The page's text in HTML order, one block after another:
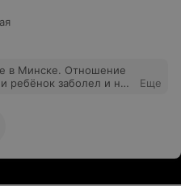
в Минске. Отношение
ребёнок заболел и не
Ушли в Смену....
Еще